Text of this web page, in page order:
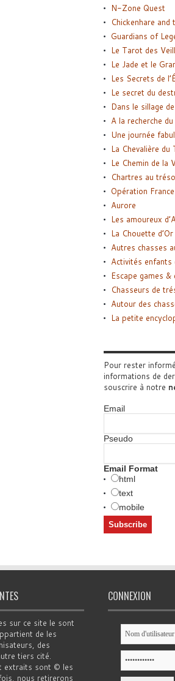
N-Zone Quest
Chickenhare
Guardians of
Le Tarot des
Le Jade et le
Les Secrets de
Le secret du
Dans le sillage
A la recherche
Une journée
La Chevalière du
Le Chemin de la
Chartres au
Opération
Aurore
Les amoureux
La Chouette d’Or
Autres chasses
Activités enfants
Escape games
Chasseurs de
Autour des
La petite
Pour rester
informations de
souscrire à notre
Email
Pseudo
Email Format
html
text
mobile
sur ce site le sont
de les
des
tiers cité.
extraits sont © les
nous retirerons
CONNEXION